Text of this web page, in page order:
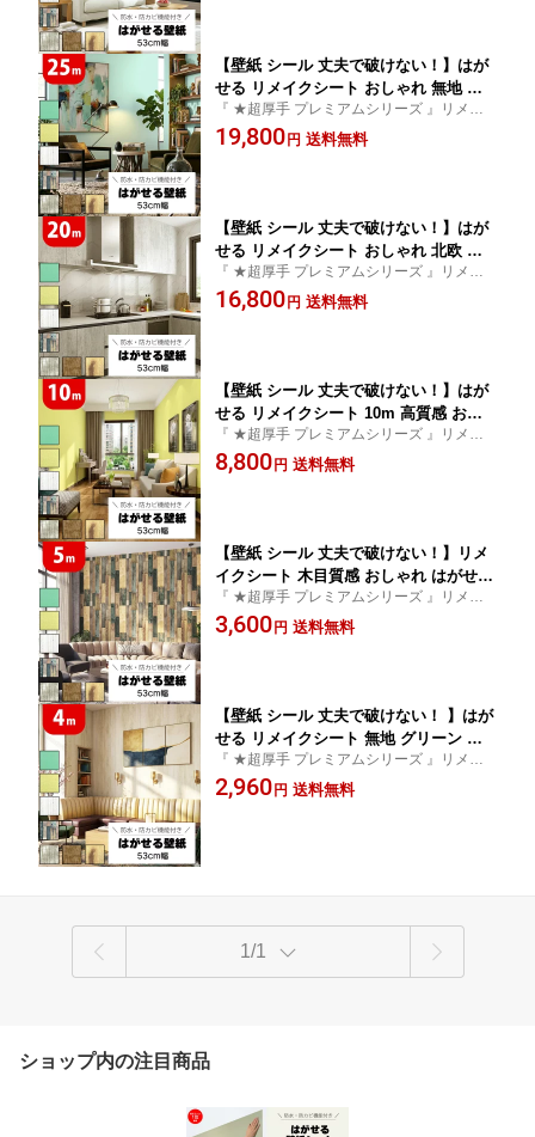
【壁紙 シール 丈夫で破けない！】はが
せる リメイクシート おしゃれ 無地 グ
リーン 木目 柄 アンティーク 賃貸 ブル
ー 北欧 張り替え 自分で 白 リアル レン
『 ★超厚手 プレミアムシリーズ 』リメイ
ク シート 女性や初心者も 貼りやすい 貼っ
てはがせる 壁紙シート
19,800 円 送料無料
【壁紙 シール 丈夫で破けない！】はが
せる リメイクシート おしゃれ 北欧 柄
グレー 木目 リアル 白 アンティーク 防
水 無地 レンガ diy グリーン 剥がせる
『 ★超厚手 プレミアムシリーズ 』リメイ
ク シート 女性や初心者も 貼りやすい 貼っ
てはがせる 壁紙シート
16,800 円 送料無料
【壁紙 シール 丈夫で破けない！】はが
せる リメイクシート 10m 高質感 おし
ゃれ 北欧 木目 アンティーク 無地 レン
ガ 柄 賃貸 シールタイプ 壁紙シール 白
『 ★超厚手 プレミアムシリーズ 』リメイ
ク シート 女性や初心者も 貼りやすい 貼っ
てはがせる 壁紙シート
8,800 円 送料無料
【壁紙 シール 丈夫で破けない！】リメ
イクシート 木目質感 おしゃれ はがせる
無地 ウォールステッカー 木目調 ヴィン
テージ 北欧 レンガ 柄 リアル 白 アンテ
『 ★超厚手 プレミアムシリーズ 』リメイ
ク シート 女性や初心者も 貼りやすい 貼っ
てはがせる 壁紙シート
3,600 円 送料無料
【壁紙 シール 丈夫で破けない！ 】はが
せる リメイクシート 無地 グリーン お
しゃれ 柄 質感 リアル 木目 アンティー
ク 北欧 シールタイプ DIY 壁紙の上から
『 ★超厚手 プレミアムシリーズ 』リメイ
ク シート 女性や初心者も 貼りやすい 貼っ
てはがせる 壁紙シート
2,960 円 送料無料
1/1
ショップ内の注目商品